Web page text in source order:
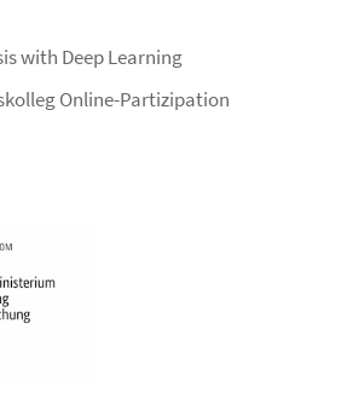
with Deep Learning
Online-Partizipation